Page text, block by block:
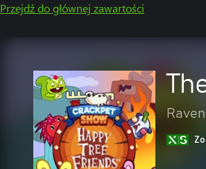
Przejdź do głównej zawartości